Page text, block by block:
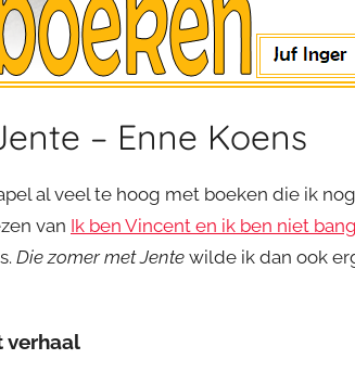
– Enne Koens
al veel te hoog met boeken die ik
van Ik ben Vincent en ik ben niet bang
Die zomer met Jente wilde ik dan ook
verhaal